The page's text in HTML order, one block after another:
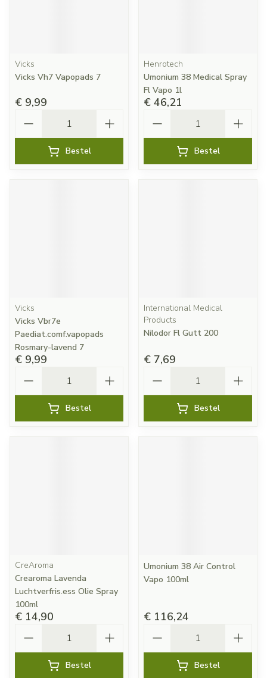
Vicks
Vicks Vh7 Vapopads 7
€ 9,99
Bestel
Henrotech
Umonium 38 Medical Spray
Fl Vapo 1l
€ 46,21
Bestel
Vicks
Vicks Vbr7e
Paediat.comf.vapopads
Rosmary-lavend 7
€ 9,99
Bestel
International Medical
Products
Nilodor Fl Gutt 200
€ 7,69
Bestel
CreAroma
Crearoma Lavenda
Luchtverfris.ess Olie Spray
100ml
€ 14,90
Bestel
Umonium 38 Air Control
Vapo 100ml
€ 116,24
Bestel